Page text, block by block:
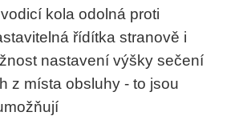
kola odolná proti
řídítka stranově i
nastavení výšky sečení
z místa obsluhy - to jsou